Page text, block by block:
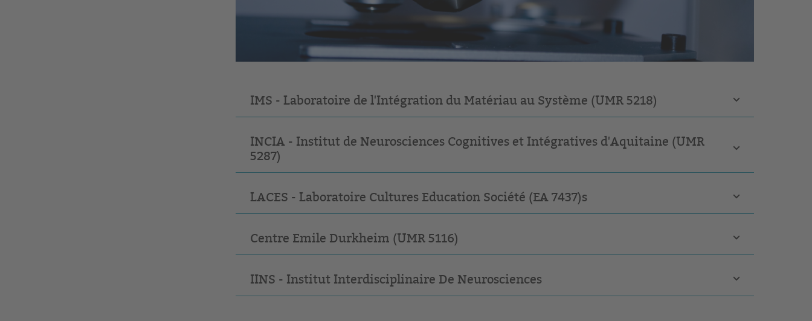
IMS - Laboratoire de l'Intégration du Matériau au Système (UMR 5218)
INCIA - Institut de Neurosciences Cognitives et Intégratives d'Aquitaine (UMR
5287)
LACES - Laboratoire Cultures Education Société (EA 7437)s
Centre Emile Durkheim (UMR 5116)
IINS - Institut Interdisciplinaire De Neurosciences